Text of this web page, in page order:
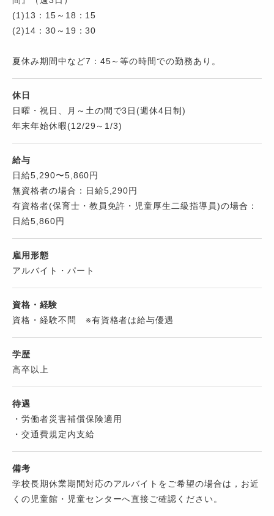
(1)13：15～18：15
(2)14：30～19：30
夏休み期間中など7：45～等の時間での勤務あり。
休日
日曜・祝日、月～土の間で3日(週休4日制)
年末年始休暇(12/29～1/3)
給与
日給5,290〜5,860円
無資格者の場合：日給5,290円
有資格者(保育士・教員免許・児童厚生二級指導員)の場合：
日給5,860円
雇用形態
アルバイト・パート
資格・経験
資格・経験不問 ※有資格者は給与優遇
学歴
高卒以上
待遇
・労働者災害補償保険適用
・交通費規定内支給
備考
学校長期休業期間対応のアルバイトをご希望の場合は，お近
くの児童館・児童センターへ直接ご確認ください。